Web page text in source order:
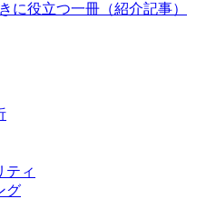
に役立つ一冊（紹介記事）
ティ
グ